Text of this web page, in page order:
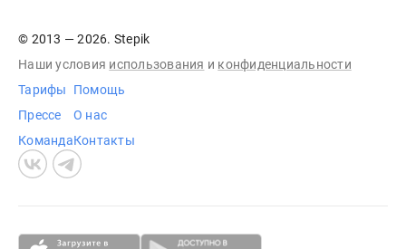
© 2013 — 2026. Stepik
Наши условия использования и конфиденциальности
Тарифы
Прессе
Команда
Помощь
О нас
Контакты